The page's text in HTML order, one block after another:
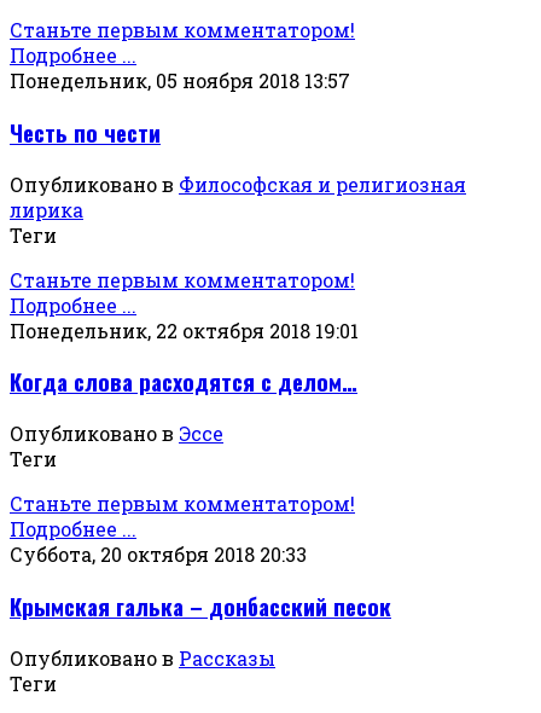
Станьте первым комментатором!
Подробнее ...
Понедельник, 05 ноября 2018 13:57
Честь по чести
Опубликовано в Философская и религиозная
лирика
Теги
Станьте первым комментатором!
Подробнее ...
Понедельник, 22 октября 2018 19:01
Когда слова расходятся с делом…
Опубликовано в Эссе
Теги
Станьте первым комментатором!
Подробнее ...
Суббота, 20 октября 2018 20:33
Крымская галька – донбасский песок
Опубликовано в Рассказы
Теги